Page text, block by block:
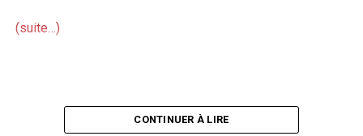
(suite…)
CONTINUER À LIRE